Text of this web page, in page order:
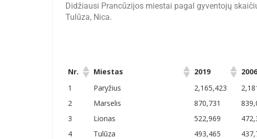
Didžiausi Prancūzijos miestai pagal gyventojų
Tulūza, Nica.
Nr. Miestas 2019 2006
Nr.
Miestas 2019
1 Paryžius 2,165,423
2
Marselis 870,731
3
Lionas 522,969
4
Tulūza 493,465